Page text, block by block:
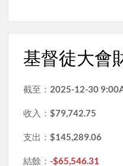
基督徒大會
截至： 2025-12-30
收入：$79,742.75
支出：$145,289.06
結餘：-$65,546.31